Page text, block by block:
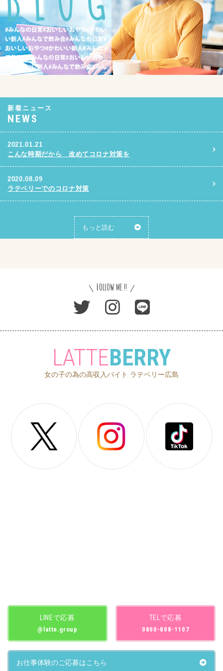
新着ニュース
NEWS
2021.01.21
こんな時期だから 改めてコロナ対策を
2020.08.09
ラテベリーでのコロナ対策
もっと読む
FOLLOW ME !!
LATTEBERRY
女の子の為の高収入バイト ラテベリー広島
LINEで応募
@latte.group
TELで応募
0800-808-1107
お仕事体験のご応募はこちら